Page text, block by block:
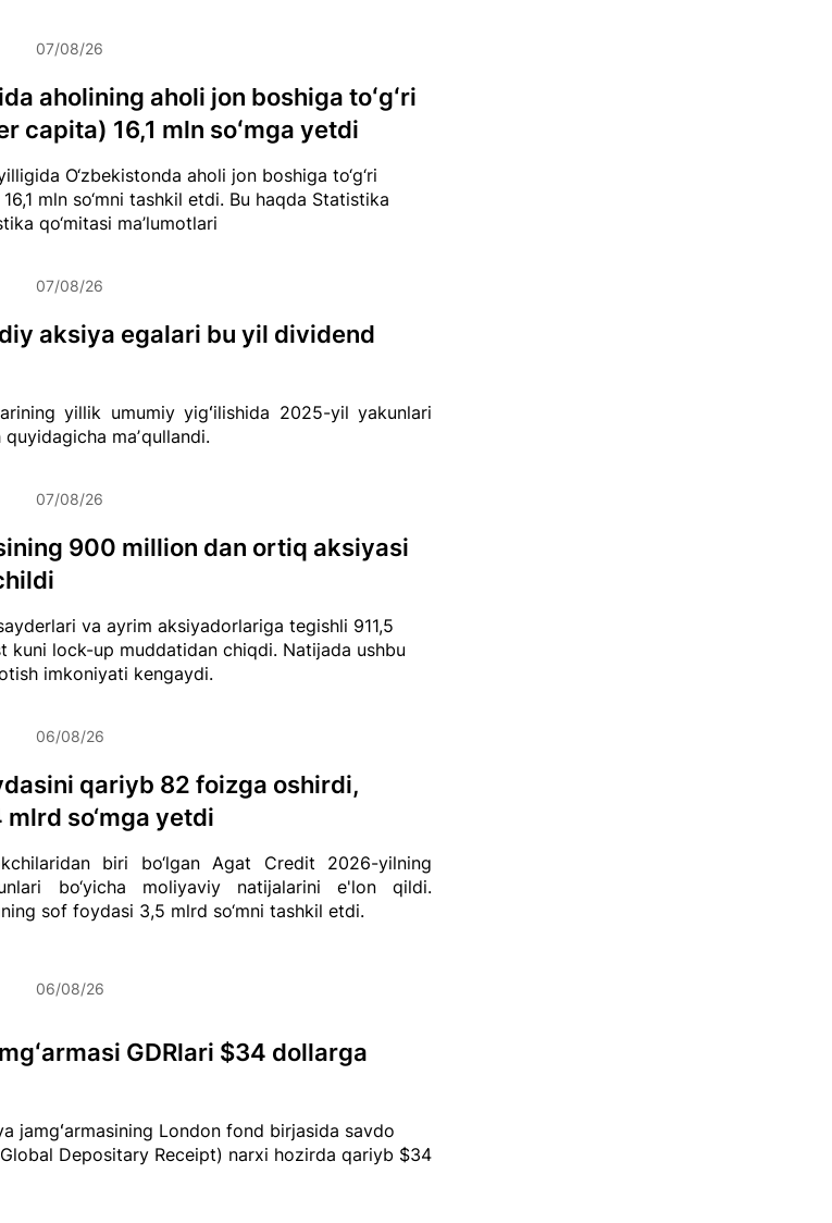
O‘zbekistonda aholi jon boshiga to‘g‘ri
mln so‘mni tashkil etdi. Bu haqda Statistika
qo‘mitasi ma’lumotlari
aholining aholi jon boshiga toʻgʻri
capita) 16,1 mln soʻmga yetdi
07/08/26
yillik umumiy yigʻilishida 2025-yil yakunlari
maʼqullandi.
aksiya egalari bu yil dividend
07/08/26
va ayrim aksiyadorlariga tegishli 911,5
kuni lock-up muddatidan chiqdi. Natijada ushbu
imkoniyati kengaydi.
900 million dan ortiq aksiyasi
07/08/26
biri bo‘lgan Agat Credit 2026-yilning
bo‘yicha moliyaviy natijalarini e'lon qildi.
sof foydasi 3,5 mlrd so‘mni tashkil etdi.
qariyb 82 foizga oshirdi,
so‘mga yetdi
06/08/26
jamgʻarmasining London fond birjasida savdo
Depositary Receipt) narxi hozirda qariyb $34
GDRlari $34 dollarga
06/08/26